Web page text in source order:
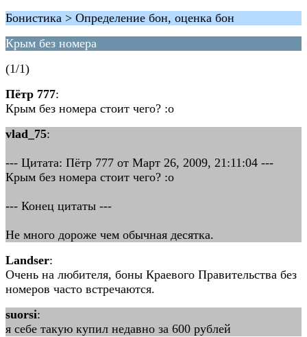
Бонистика > Определение бон, оценка бон
Крым без номера
(1/1)
Пётр 777:
Крым без номера стоит чего? :o
vlad_75:
--- Цитата: Пётр 777 от Март 26, 2009, 21:11:04 ---
Крым без номера стоит чего? :o
--- Конец цитаты ---
Не много дороже чем обычная десятка.
Landser:
Очень на любителя, боны Краевого Правительства без
номеров часто встречаются.
suorsi:
я себе такую купил недавно за 600 рублей